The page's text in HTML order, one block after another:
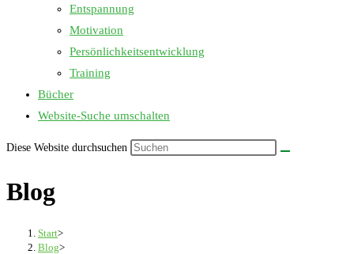
Entspannung
Motivation
Persönlichkeitsentwicklung
Training
Bücher
Website-Suche umschalten
Diese Website durchsuchen
Blog
Start>
Blog>